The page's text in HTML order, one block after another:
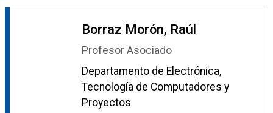
Borraz Morón, Raúl
Profesor Asociado
Departamento de Electrónica,
Tecnología de Computadores y
Proyectos